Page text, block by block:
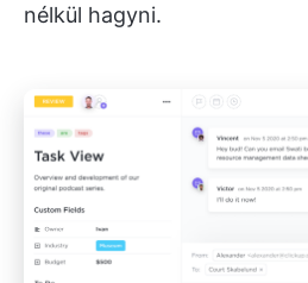
nélkül hagyni.